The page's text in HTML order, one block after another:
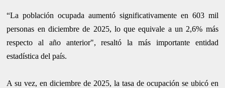
“La población ocupada aumentó significativamente en 603 mil
personas en diciembre de 2025, lo que equivale a un 2,6% más
respecto al año anterior", resaltó la más importante entidad
estadística del país.
A su vez, en diciembre de 2025, la tasa de ocupación se ubicó en